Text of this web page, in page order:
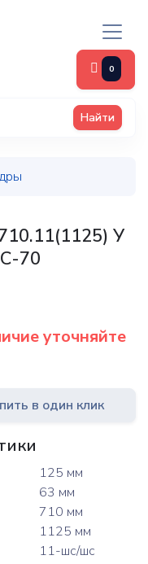
0
Найти
У
70
уточняйте
в один клик
125 мм
63 мм
710 мм
1125 мм
11-шс/шс